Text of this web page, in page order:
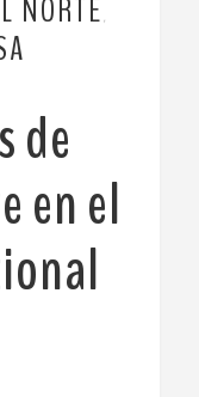
NORTE
de
en el